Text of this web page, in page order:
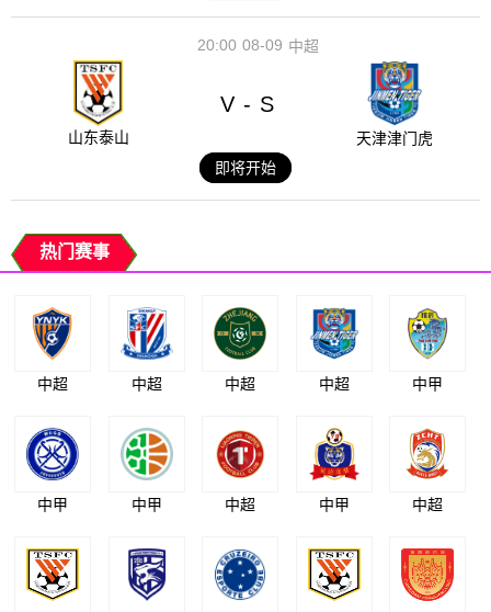
08-09
20:00 中超
山东泰山
V - S
天津津门虎
即将开始
热门赛事
中超 中超 中超 中超 中甲
中甲 中甲 中超 中甲 中超